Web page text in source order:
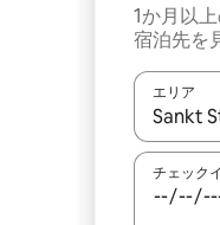
1か月以
宿泊先を
エリア
検索結
チェック